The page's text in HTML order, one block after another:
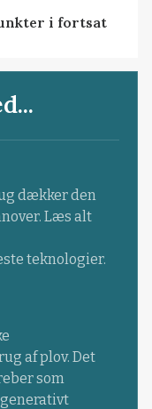
i fortsat
dækker den
Læs alt
teknologier.
af plov. Det
som